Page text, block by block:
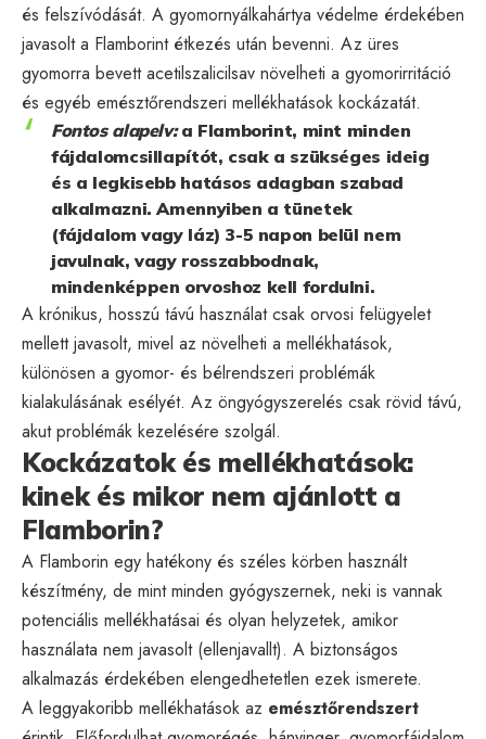
és felszívódását. A gyomornyálkahártya védelme érdekében
javasolt a Flamborint étkezés után bevenni. Az üres
gyomorra bevett acetilszalicilsav növelheti a gyomorirritáció
és egyéb emésztőrendszeri mellékhatások kockázatát.
Fontos alapelv:a Flamborint, mint minden
fájdalomcsillapítót, csak a szükséges ideig
és a legkisebb hatásos adagban szabad
alkalmazni. Amennyiben a tünetek
(fájdalom vagy láz) 3-5 napon belül nem
javulnak, vagy rosszabbodnak,
mindenképpen orvoshoz kell fordulni.
A krónikus, hosszú távú használat csak orvosi felügyelet
mellett javasolt, mivel az növelheti a mellékhatások,
különösen a gyomor- és bélrendszeri problémák
kialakulásának esélyét. Az öngyógyszerelés csak rövid távú,
akut problémák kezelésére szolgál.
Kockázatok és mellékhatások:
kinek és mikor nem ajánlott a
Flamborin?
A Flamborin egy hatékony és széles körben használt
készítmény, de mint minden gyógyszernek, neki is vannak
potenciális mellékhatásai és olyan helyzetek, amikor
használata nem javasolt (ellenjavallt). A biztonságos
alkalmazás érdekében elengedhetetlen ezek ismerete.
A leggyakoribb mellékhatások az emésztőrendszert